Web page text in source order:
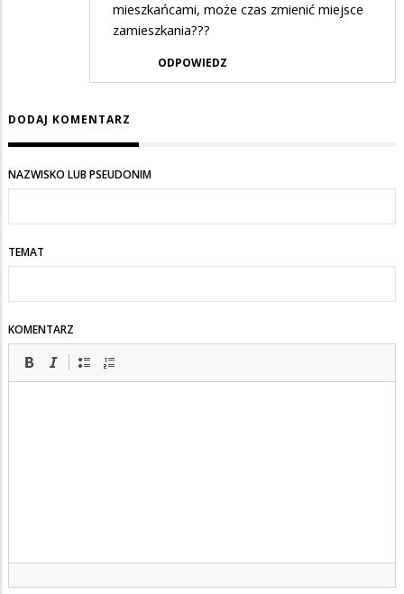
mieszkańcami, może czas zmienić miejsce
zamieszkania???
ODPOWIEDZ
DODAJ KOMENTARZ
NAZWISKO LUB PSEUDONIM
TEMAT
KOMENTARZ